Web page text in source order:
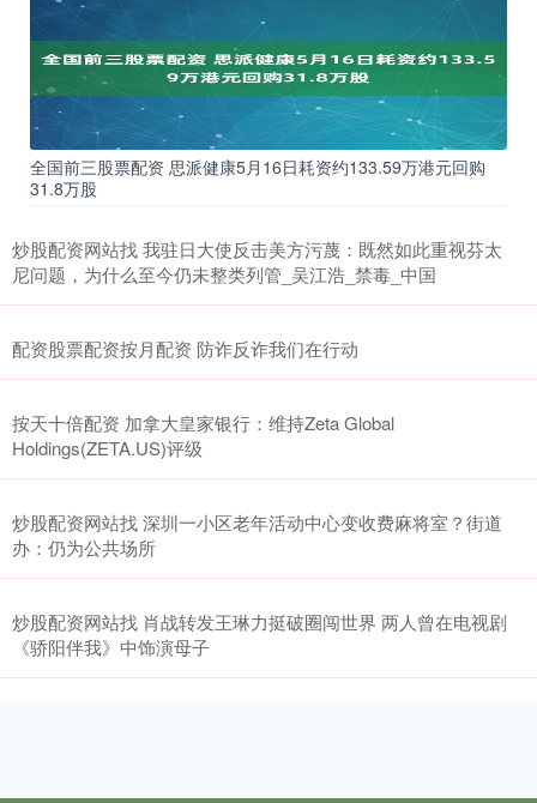
全国前三股票配资 思派健康5月16日耗资约133.59万港元回购
31.8万股
炒股配资网站找 我驻日大使反击美方污蔑：既然如此重视芬太
尼问题，为什么至今仍未整类列管_吴江浩_禁毒_中国
配资股票配资按月配资 防诈反诈我们在行动
按天十倍配资 加拿大皇家银行：维持Zeta Global
Holdings(ZETA.US)评级
炒股配资网站找 深圳一小区老年活动中心变收费麻将室？街道
办：仍为公共场所
炒股配资网站找 肖战转发王琳力挺破圈闯世界 两人曾在电视剧
《骄阳伴我》中饰演母子